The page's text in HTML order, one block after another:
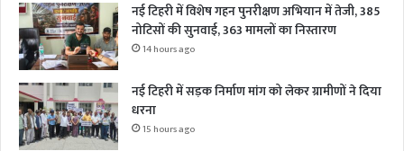
नई टिहरी में विशेष गहन पुनरीक्षण अभियान में तेजी, 385
नोटिसों की सुनवाई, 363 मामलों का निस्तारण
14 hours ago
नई टिहरी में सड़क निर्माण मांग को लेकर ग्रामीणों ने दिया
धरना
15 hours ago